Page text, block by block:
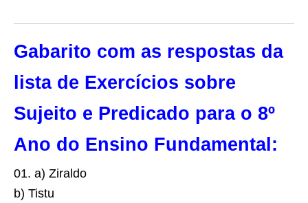
Gabarito com as respostas da
lista de Exercícios sobre
Sujeito e Predicado para o 8º
Ano do Ensino Fundamental:
01. a) Ziraldo
b) Tistu